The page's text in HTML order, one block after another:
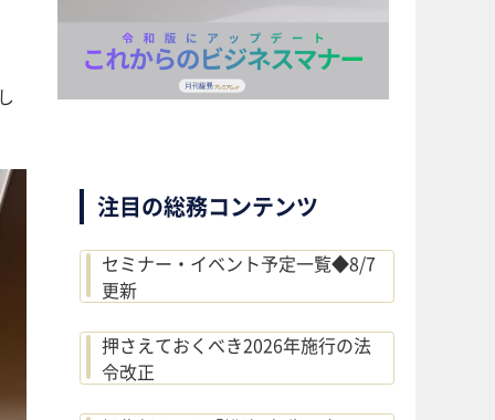
注目の総務コンテンツ
セミナー・イベント予定一覧◆8/7
更新
押さえておくべき2026年施行の法
令改正